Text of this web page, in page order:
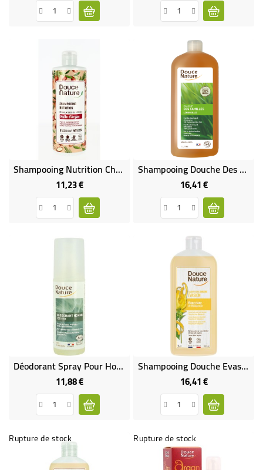
Shampooing Nutrition Cheveux Secs Et Abimés Bio & Équitable
11,23 €Prix
Shampooing Douche Des Familles Lemongrass Bio Et Équitable
16,41 €Prix
Déodorant Spray Pour Homme Vetiver Cosmos
11,88 €Prix
Shampooing Douche Evasion Ylang-Ylang Bio
16,41 €Prix
Rupture de stock Rupture de stock